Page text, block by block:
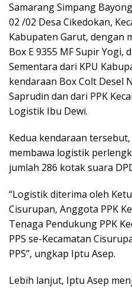
Samarang Simpang
02 /02 Desa Cikedokan,
Kabupaten Garut, dengan
Box E 9355 MF Supir Yogi,
Sementara dari KPU
kendaraan Box Colt Desel
Saprudin dan dari PPK
Logistik Ibu Dewi.
Kedua kendaraan
membawa logistik
jumlah 286 kotak suara
“Logistik diterima oleh
Cisurupan, Anggota PPK
Tenaga Pendukung PPK
PPS se-Kecamatan
PPS”, ungkap Iptu Asep.
Lebih lanjut, Iptu Asep